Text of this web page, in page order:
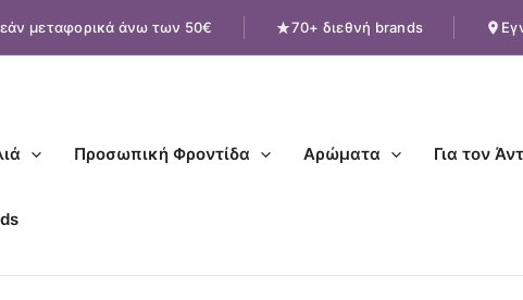
μεταφορικά άνω των 50€ 70+ διεθνή brands
Προσωπική Φροντίδα Αρώματα Για τον
price
τρέχουσα
Lash
Sensational
ποσότητα